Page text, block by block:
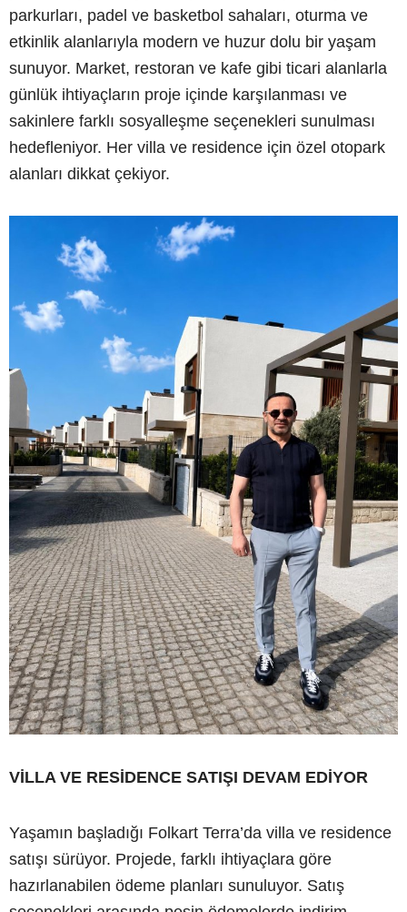
parkurları, padel ve basketbol sahaları, oturma ve
etkinlik alanlarıyla modern ve huzur dolu bir yaşam
sunuyor. Market, restoran ve kafe gibi ticari alanlarla
günlük ihtiyaçların proje içinde karşılanması ve
sakinlere farklı sosyalleşme seçenekleri sunulması
hedefleniyor. Her villa ve residence için özel otopark
alanları dikkat çekiyor.
VİLLA VE RESİDENCE SATIŞI DEVAM EDİYOR
Yaşamın başladığı Folkart Terra’da villa ve residence
satışı sürüyor. Projede, farklı ihtiyaçlara göre
hazırlanabilen ödeme planları sunuluyor. Satış